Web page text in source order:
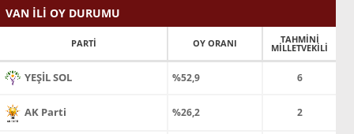
VAN İLİ OY DURUMU
PARTİ OY ORANI TAHMİNİ
MİLLETVEKİLİ
YEŞİL SOL %52,9 6
AK Parti %26,2 2